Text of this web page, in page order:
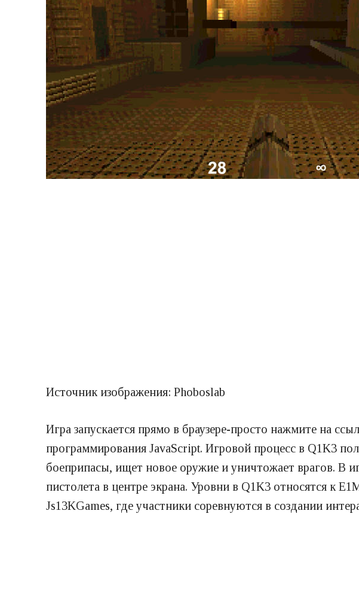
Источник изображения: Phoboslab
Игра запускается прямо в браузере-просто нажмите на
программирования JavaScript. Игровой процесс в Q1K3
боеприпасы, ищет новое оружие и уничтожает врагов. В
пистолета в центре экрана. Уровни в Q1K3 относятся к
Js13KGames, где участники соревнуются в создании